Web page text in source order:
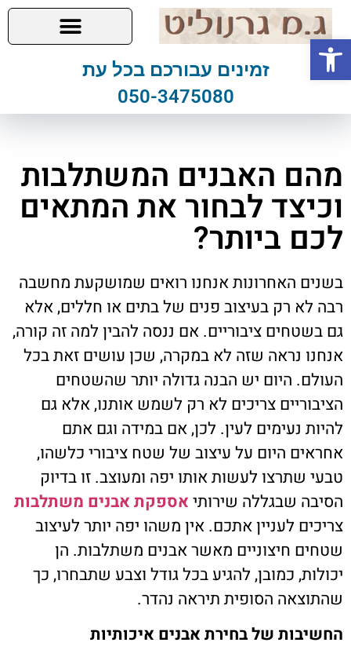
זמינים עבורכם בכל עת
050-3475080
מהם האבנים המשתלבות
וכיצד לבחור את המתאים
לכם ביותר?
בשנים האחרונות אנחנו רואים שמושקעת מחשבה
רבה לא רק בעיצוב פנים של בתים או חללים, אלא
גם בשטחים ציבוריים. אם ננסה להבין למה זה קורה,
אנחנו נראה שזה לא במקרה, שכן עושים זאת בכל
העולם. היום יש הבנה גדולה יותר שהשטחים
הציבוריים צריכים לא רק לשמש אותנו, אלא גם
להיות נעימים לעין. לכן, אם במידה וגם אתם
אחראים היום על עיצוב של שטח ציבורי כלשהו,
טבעי שתרצו לעשות אותו יפה ומעוצב. זו בדיוק
הסיבה שבגללה שירותיאספקת אבנים משתלבות
צריכים לעניין אתכם. אין משהו יפה יותר לעיצוב
שטחים חיצוניים מאשר אבנים משתלבות. הן
יכולות, כמובן, להגיע בכל גודל וצבע שתבחרו, כך
שהתוצאה הסופית תיראה נהדר.
החשיבות של בחירת אבנים איכותיות
פתח סרגל נגישות